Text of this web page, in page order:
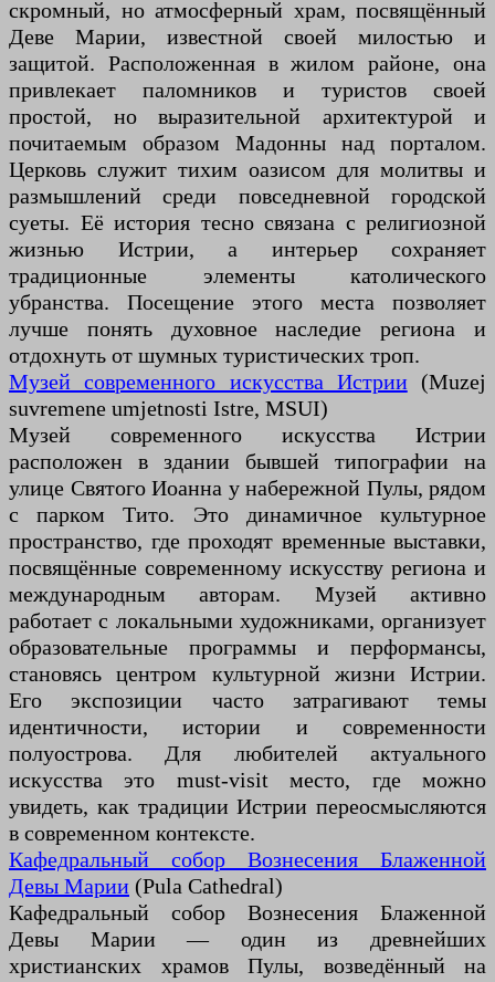
скромный, но атмосферный храм, посвящённый
Деве Марии, известной своей милостью и
защитой. Расположенная в жилом районе, она
привлекает паломников и туристов своей
простой, но выразительной архитектурой и
почитаемым образом Мадонны над порталом.
Церковь служит тихим оазисом для молитвы и
размышлений среди повседневной городской
суеты. Её история тесно связана с религиозной
жизнью Истрии, а интерьер сохраняет
традиционные элементы католического
убранства. Посещение этого места позволяет
лучше понять духовное наследие региона и
отдохнуть от шумных туристических троп.
Музей современного искусства Истрии (Muzej
suvremene umjetnosti Istre, MSUI)
Музей современного искусства Истрии
расположен в здании бывшей типографии на
улице Святого Иоанна у набережной Пулы, рядом
с парком Тито. Это динамичное культурное
пространство, где проходят временные выставки,
посвящённые современному искусству региона и
международным авторам. Музей активно
работает с локальными художниками, организует
образовательные программы и перформансы,
становясь центром культурной жизни Истрии.
Его экспозиции часто затрагивают темы
идентичности, истории и современности
полуострова. Для любителей актуального
искусства это must-visit место, где можно
увидеть, как традиции Истрии переосмысляются
в современном контексте.
Кафедральный собор Вознесения Блаженной
Девы Марии (Pula Cathedral)
Кафедральный собор Вознесения Блаженной
Девы Марии — один из древнейших
христианских храмов Пулы, возведённый на